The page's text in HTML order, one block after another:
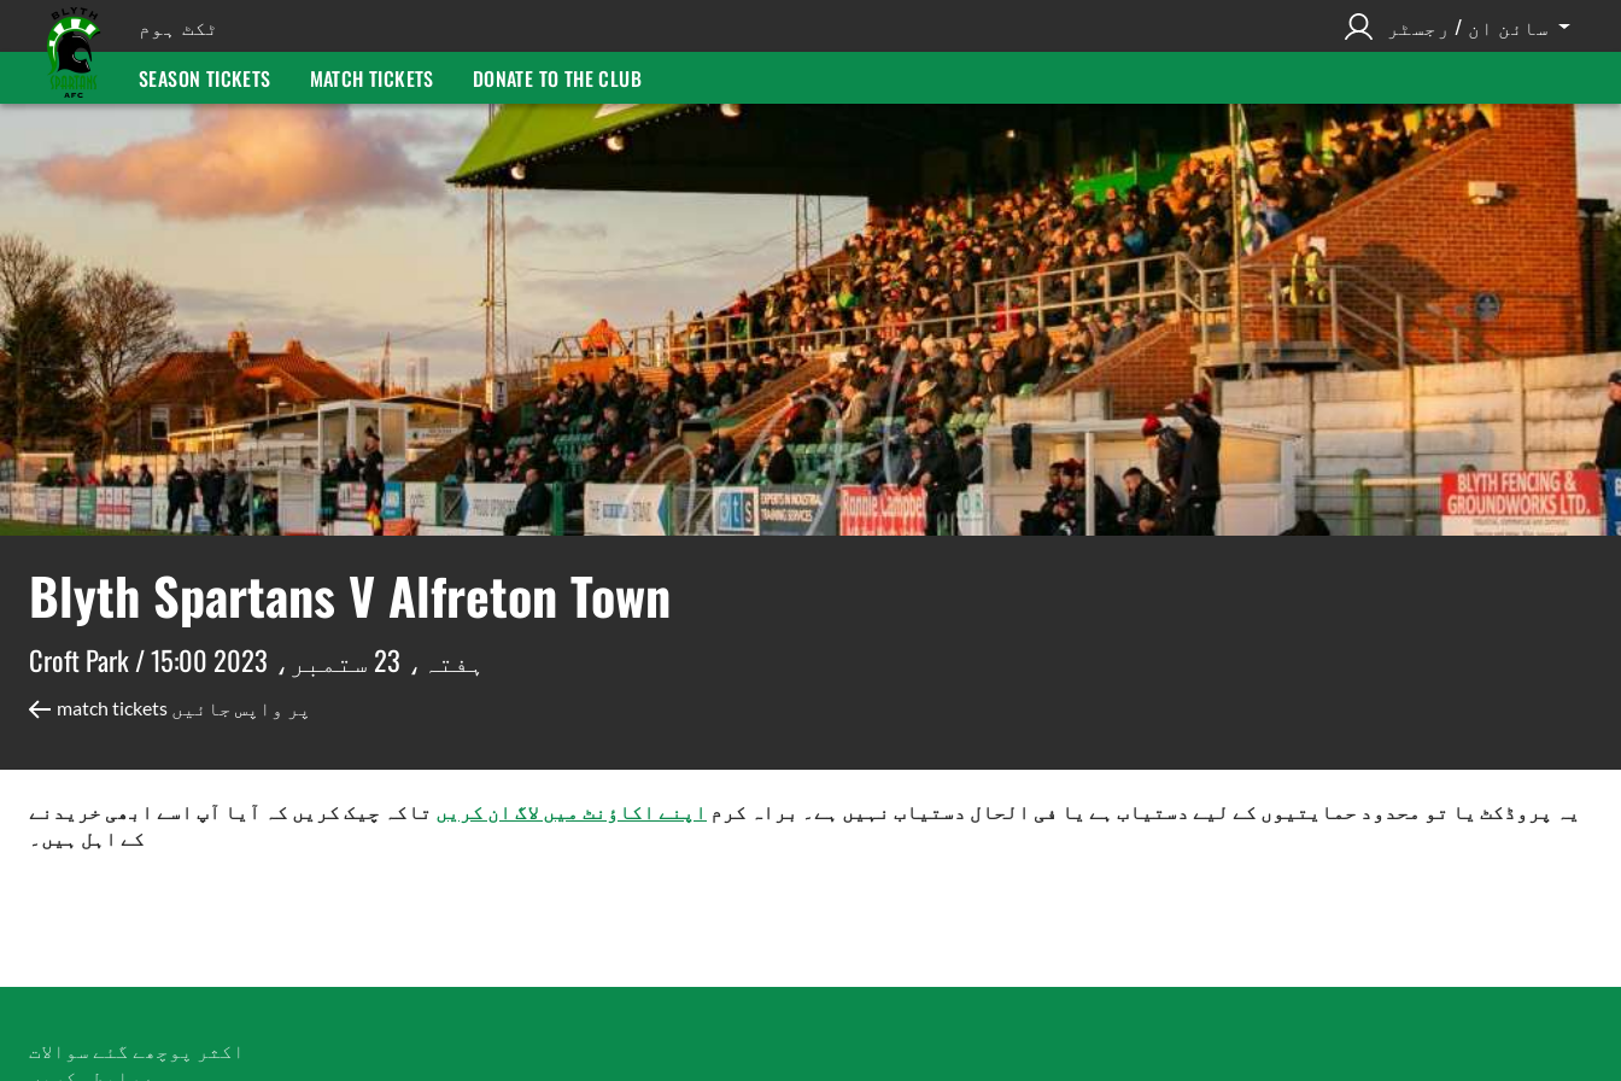
ٹکٹ ہوم
SEASON TICKETS
MATCH TICKETS DONATE TO THE CLUB
Blyth Spartans V Alfreton Town
Croft Park / ہفتہ، 23 ستمبر، 2023 15:00
match tickets پر واپس جائیں
یہ پروڈکٹ یا تو محدود حمایتیوں کے لیے دستیاب ہے یا فی الحال دستیاب نہیں ہے۔ براہ کرم اپنے اکاؤنٹ میں لاگ ان کریں تاکہ چیک کریں کہ آیا آپ اسے ابھی خریدنے
کے اہل ہیں۔
اکثر پوچھے گئے سوالات